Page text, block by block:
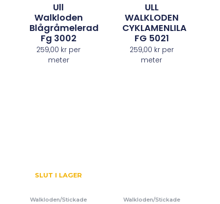
Ull
Walkloden
Blågråmelerad
Fg 3002
259,00 kr per
meter
ULL
WALKLODEN
CYKLAMENLILA
FG 5021
259,00 krper
meter
SLUT I LAGER
Walkloden/Stickade Walkloden/Stickade